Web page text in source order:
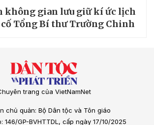
không gian lưu giữ kí ức lịch
cố Tổng Bí thư Trường Chinh
trang của VietNamNet
chủ quản: Bộ Dân tộc và Tôn giáo
146/GP-BVHTTDL, cấp ngày 17/10/2025